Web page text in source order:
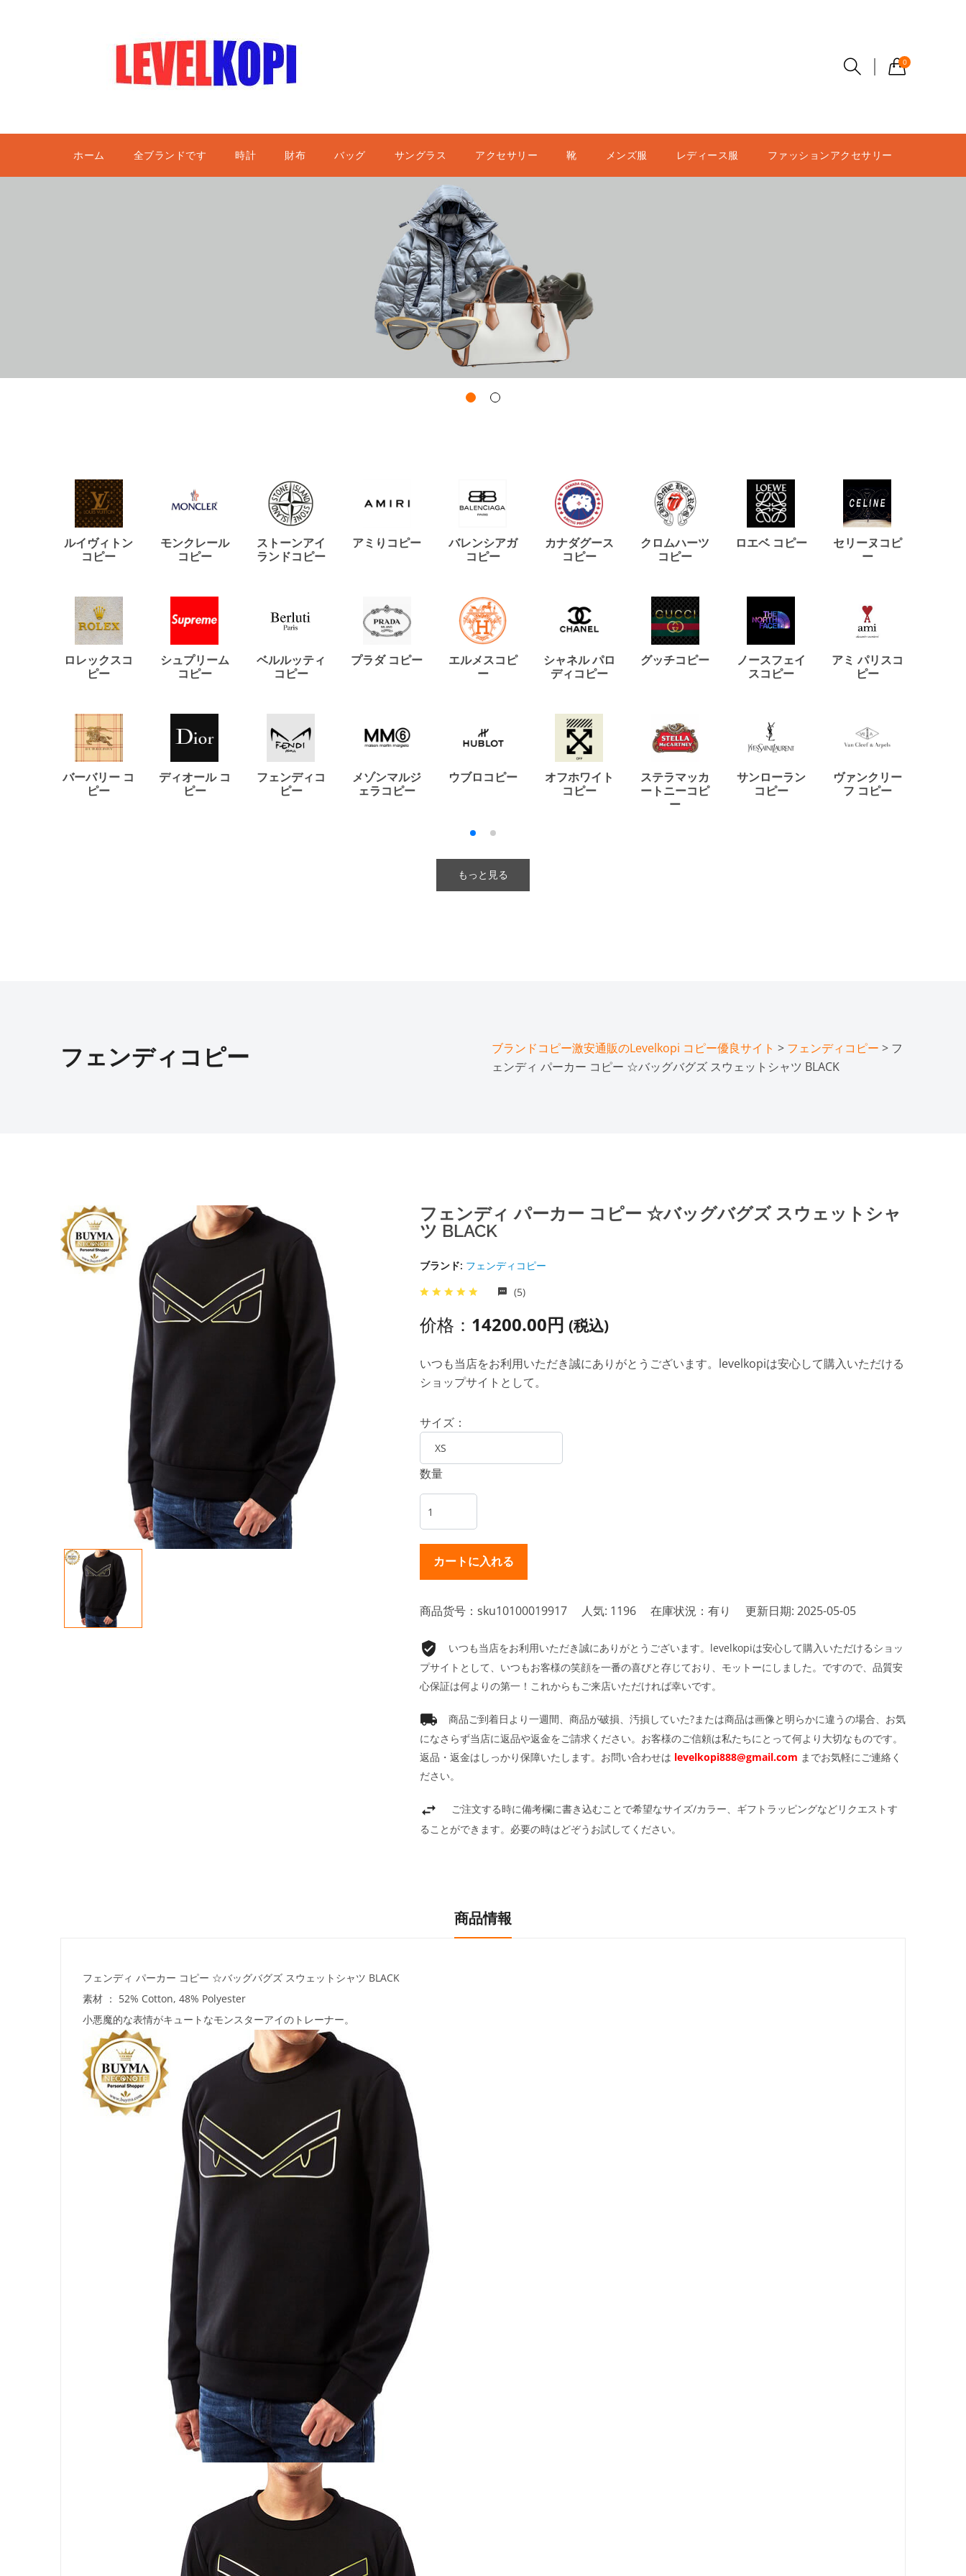
0
ホーム 全ブランドです 時計 財布 バッグ サングラス アクセサリー 靴 メンズ服 レディース服 ファッションアクセサリー
ルイヴィトン
コピー
モンクレール
コピー
ストーンアイ
ランドコピー
アミりコピー
バレンシアガ
コピー
カナダグース
コピー
クロムハーツ
コピー
ロエベ コピー
セリーヌコピ
ー
ロレックスコ
ピー
シュプリーム
コピー
ベルルッティ
コピー
プラダ コピー
エルメスコピ
ー
シャネル パロ
ディコピー
グッチコピー
ノースフェイ
スコピー
アミ パリスコ
ピー
バーバリー コ
ピー
ディオール コ
ピー
フェンディコ
ピー
メゾンマルジ
ェラコピー
ウブロコピー
オフホワイト
コピー
ステラマッカ
ートニーコピ
ー
サンローラン
コピー
ヴァンクリー
フ コピー
もっと見る
フェンディコピー ブランドコピー激安通販のLevelkopi コピー優良サイト > フェンディコピー > フ
ェンディ パーカー コピー ☆バッグバグズ スウェットシャツ BLACK
フェンディ パーカー コピー ☆バッグバグズ スウェットシャ
ツ BLACK
ブランド: フェンディコピー
(5)
价格： 14200.00円 (税込)
いつも当店をお利用いただき誠にありがとうございます。levelkopiは安心して購入いただける
ショップサイトとして。
サイズ：
数量
商品货号：sku10100019917 人気: 1196 在庫状況：有り 更新日期: 2025-05-05
いつも当店をお利用いただき誠にありがとうございます。levelkopiは安心して購入いただけるショッ
プサイトとして、いつもお客様の笑顔を一番の喜びと存じており、モットーにしました。ですので、品質安
心保証は何よりの第一！これからもご来店いただければ幸いです。
商品ご到着日より一週間、商品が破損、汚損していた?または商品は画像と明らかに違うの場合、お気
になさらず当店に返品や返金をご請求ください。お客様のご信頼は私たちにとって何より大切なものです。
返品・返金はしっかり保障いたします。お問い合わせは levelkopi888@gmail.com までお気軽にご連絡く
ださい。
ご注文する時に備考欄に書き込むことで希望なサイズ/カラー、ギフトラッピングなどリクエストす
ることができます。必要の時はどぞうお試してください。
商品情報
フェンディ パーカー コピー ☆バッグバグズ スウェットシャツ BLACK
素材 ： 52% Cotton, 48% Polyester
小悪魔的な表情がキュートなモンスターアイのトレーナー。